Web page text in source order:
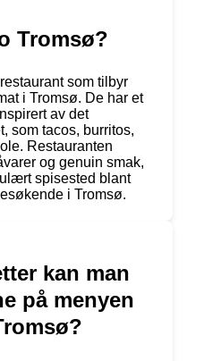
Tromsø?
som tilbyr
i Tromsø. De har et
av det
som tacos, burritos,
Restauranten
og genuin smak,
spisested blant
i Tromsø.
kan man
på menyen